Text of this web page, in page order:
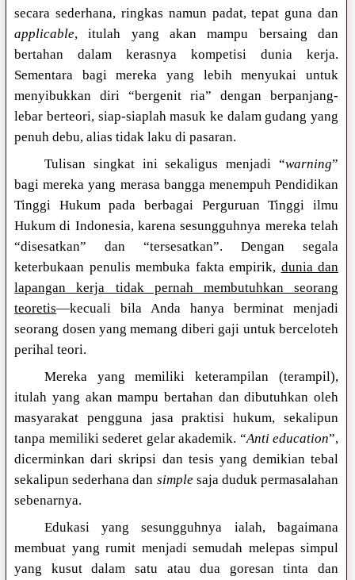
secara sederhana, ringkas namun padat, tepat guna dan
applicable, itulah yang akan mampu bersaing dan
bertahan dalam kerasnya kompetisi dunia kerja.
Sementara bagi mereka yang lebih menyukai untuk
menyibukkan diri “bergenit ria” dengan berpanjang-
lebar berteori, siap-siaplah masuk ke dalam gudang yang
penuh debu, alias tidak laku di pasaran.
Tulisan singkat ini sekaligus menjadi “warning”
bagi mereka yang merasa bangga menempuh Pendidikan
Tinggi Hukum pada berbagai Perguruan Tinggi ilmu
Hukum di Indonesia, karena sesungguhnya mereka telah
“disesatkan” dan “tersesatkan”. Dengan segala
keterbukaan penulis membuka fakta empirik, dunia dan
lapangan kerja tidak pernah membutuhkan seorang
teoretis—kecuali bila Anda hanya berminat menjadi
seorang dosen yang memang diberi gaji untuk berceloteh
perihal teori.
Mereka yang memiliki keterampilan (terampil),
itulah yang akan mampu bertahan dan dibutuhkan oleh
masyarakat pengguna jasa praktisi hukum, sekalipun
tanpa memiliki sederet gelar akademik. “Anti education”,
dicerminkan dari skripsi dan tesis yang demikian tebal
sekalipun sederhana dan simplesaja duduk permasalahan
sebenarnya.
Edukasi yang sesungguhnya ialah, bagaimana
membuat yang rumit menjadi semudah melepas simpul
yang kusut dalam satu atau dua goresan tinta dan